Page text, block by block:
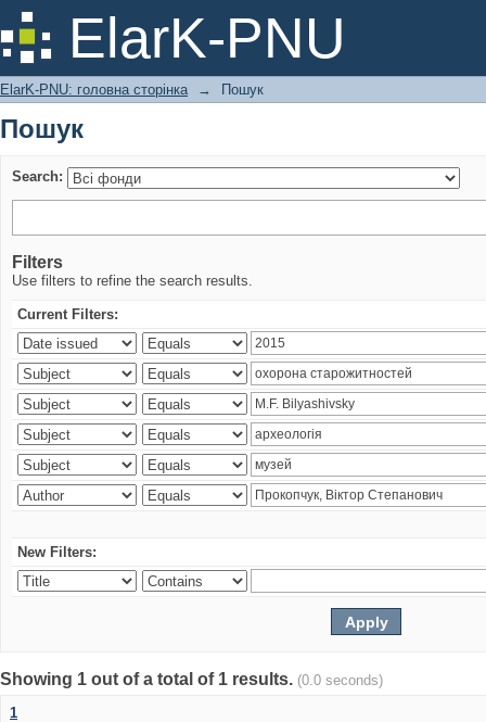
ElarK-PNU
Пошук
ElarK-PNU: головна сторінка → Пошук
Пошук
Search:
Filters
Use filters to refine the search results.
Current Filters:
New Filters:
Showing 1 out of a total of 1 results. (0.0 seconds)
1